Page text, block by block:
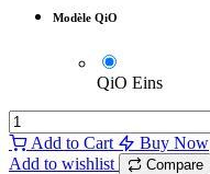
Modèle QiO
QiO Eins
Add to Cart
Buy Now
Add to wishlist
Compare